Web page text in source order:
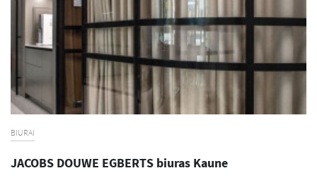
BIURAI
JACOBS DOUWE EGBERTS biuras Kaune